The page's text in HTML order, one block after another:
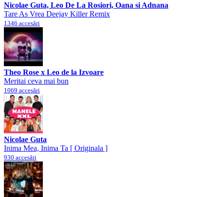
Nicolae Guta, Leo De La Rosiori, Oana si Adnana
Tare As Vrea Deejay Killer Remix
1346 accesări
Theo Rose x Leo de la Izvoare
Meritai ceva mai bun
1069 accesări
Nicolae Guta
Inima Mea, Inima Ta [ Originala ]
930 accesări